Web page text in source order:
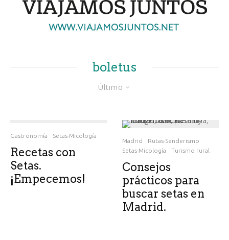
boletus
Último
Gastronomía Setas-Micología
Recetas con
Setas.
¡Empecemos!
Madrid
Rutas-Senderismo
Setas-Micología
Turismo rural
Consejos
prácticos para
buscar setas en
Madrid.